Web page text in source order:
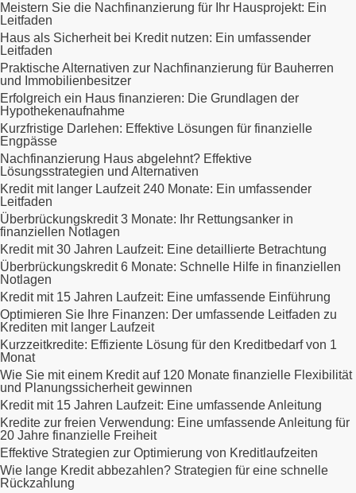
Meistern Sie die Nachfinanzierung für Ihr Hausprojekt: Ein
Leitfaden
Haus als Sicherheit bei Kredit nutzen: Ein umfassender
Leitfaden
Praktische Alternativen zur Nachfinanzierung für Bauherren
und Immobilienbesitzer
Erfolgreich ein Haus finanzieren: Die Grundlagen der
Hypothekenaufnahme
Kurzfristige Darlehen: Effektive Lösungen für finanzielle
Engpässe
Nachfinanzierung Haus abgelehnt? Effektive
Lösungsstrategien und Alternativen
Kredit mit langer Laufzeit 240 Monate: Ein umfassender
Leitfaden
Überbrückungskredit 3 Monate: Ihr Rettungsanker in
finanziellen Notlagen
Kredit mit 30 Jahren Laufzeit: Eine detaillierte Betrachtung
Überbrückungskredit 6 Monate: Schnelle Hilfe in finanziellen
Notlagen
Kredit mit 15 Jahren Laufzeit: Eine umfassende Einführung
Optimieren Sie Ihre Finanzen: Der umfassende Leitfaden zu
Krediten mit langer Laufzeit
Kurzzeitkredite: Effiziente Lösung für den Kreditbedarf von 1
Monat
Wie Sie mit einem Kredit auf 120 Monate finanzielle Flexibilität
und Planungssicherheit gewinnen
Kredit mit 15 Jahren Laufzeit: Eine umfassende Anleitung
Kredite zur freien Verwendung: Eine umfassende Anleitung für
20 Jahre finanzielle Freiheit
Effektive Strategien zur Optimierung von Kreditlaufzeiten
Wie lange Kredit abbezahlen? Strategien für eine schnelle
Rückzahlung